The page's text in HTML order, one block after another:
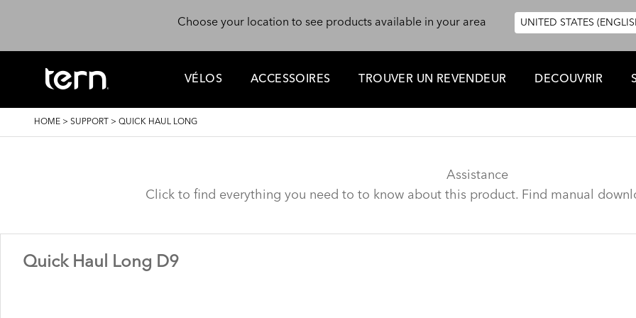
Choose your location to see products available in your area
UNITED STATES
VÉLOS ACCESSOIRES TROUVER UN REVENDEUR DECOUVRIR
BREADCRUMB
HOME > SUPPORT > QUICK HAUL LONG
Assistance
Click to find everything you need to to know about this product. Find manual
Quick Haul Long D9